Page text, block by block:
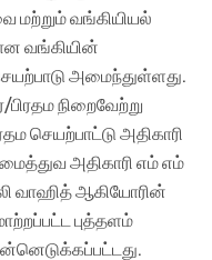
மற்றும் வங்கியியல்
வங்கியின்
அமைந்துள்ளது.
நிறைவேற்று
செயற்பாட்டு அதிகாரி
அதிகாரி எம் எம்
வாஹித் ஆகியோரின்
புத்தளம்